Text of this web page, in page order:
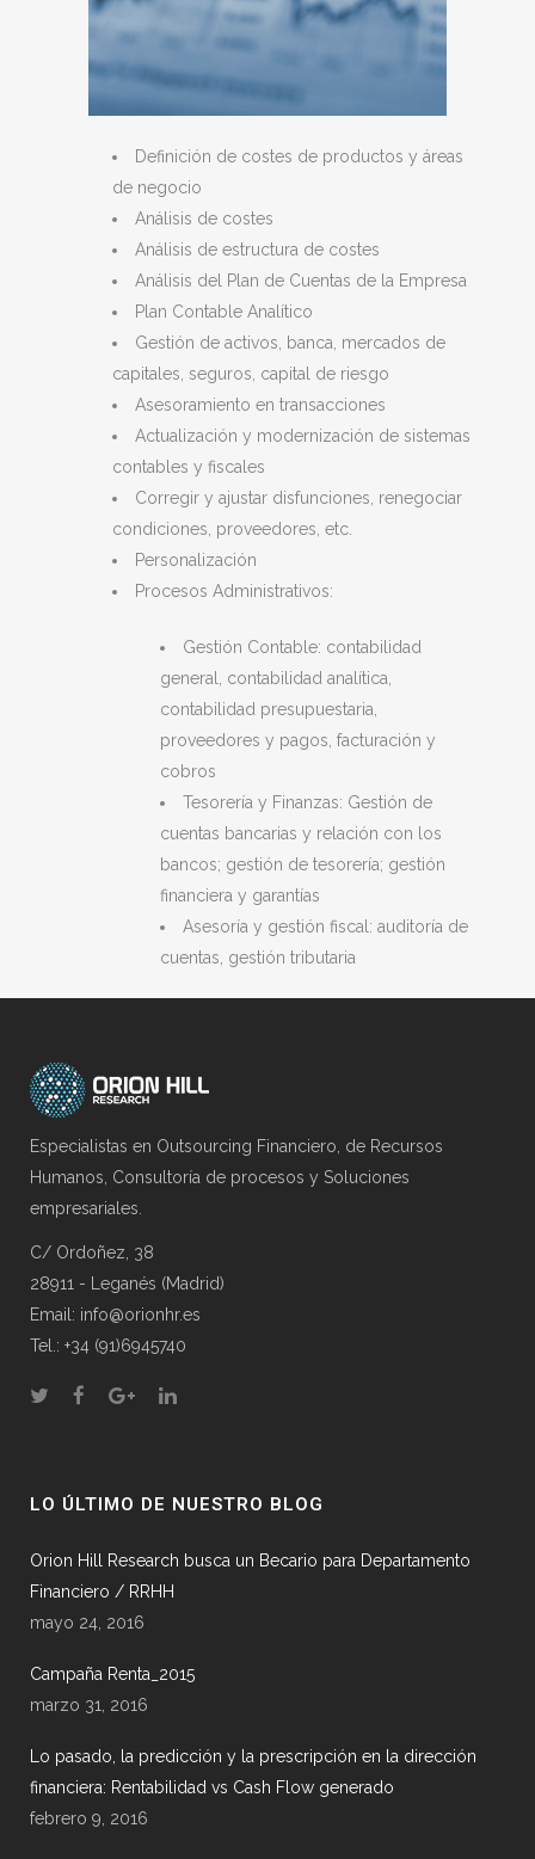
Definición de costes de productos y áreas
de negocio
Análisis de costes
Análisis de estructura de costes
Análisis del Plan de Cuentas de la Empresa
Plan Contable Analítico
Gestión de activos, banca, mercados de
capitales, seguros, capital de riesgo
Asesoramiento en transacciones
Actualización y modernización de sistemas
contables y fiscales
Corregir y ajustar disfunciones, renegociar
condiciones, proveedores, etc.
Personalización
Procesos Administrativos:
Gestión Contable: contabilidad
general, contabilidad analítica,
contabilidad presupuestaria,
proveedores y pagos, facturación y
cobros
Tesorería y Finanzas: Gestión de
cuentas bancarias y relación con los
bancos; gestión de tesorería; gestión
financiera y garantías
Asesoría y gestión fiscal: auditoría de
cuentas, gestión tributaria
Especialistas en Outsourcing Financiero, de Recursos
Humanos, Consultoría de procesos y Soluciones
empresariales.
C/ Ordoñez, 38
28911 - Leganés (Madrid)
Email: info@orionhr.es
Tel.: +34 (91)6945740
LO ÚLTIMO DE NUESTRO BLOG
Orion Hill Research busca un Becario para Departamento
Financiero / RRHH
mayo 24, 2016
Campaña Renta_2015
marzo 31, 2016
Lo pasado, la predicción y la prescripción en la dirección
financiera: Rentabilidad vs Cash Flow generado
febrero 9, 2016